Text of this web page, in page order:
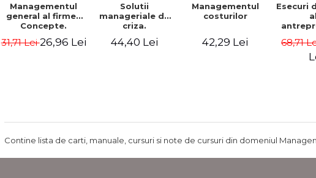
Managementul
general al firmei.
Concepte.
Modele
31,71 Lei26,96 Lei
Solutii
manageriale de
criza.
organizationala
44,40 Lei
Managementul
costurilor
42,29 Lei
Esecuri
esec
68,71
Contine lista de carti, manuale, cursuri si note de cursuri din domeniul